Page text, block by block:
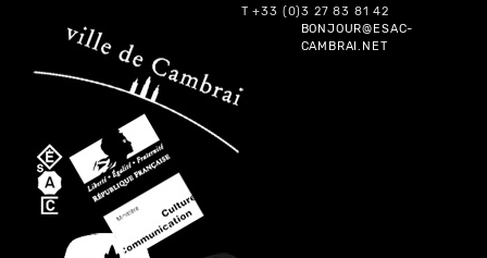
T +33 (0)3 27 83 81 42
BONJOUR@ESAC-
CAMBRAI.NET